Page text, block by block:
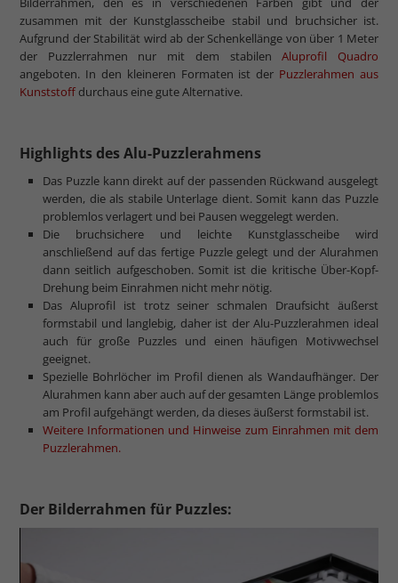
zusammen mit der Kunstglasscheibe stabil und bruchsicher ist.
Aufgrund der Stabilität wird ab der Schenkellänge von über 1 Meter
der Puzzlerrahmen nur mit dem stabilenAluprofil Quadro
angeboten. In den kleineren Formaten ist der Puzzlerahmen aus
Kunststoff durchaus eine gute Alternative.
Highlights des Alu-Puzzlerahmens
Das Puzzle kann direkt auf der passenden Rückwand ausgelegt
werden, die als stabile Unterlage dient. Somit kann das Puzzle
problemlos verlagert und bei Pausen weggelegt werden.
Die bruchsichere und leichte Kunstglasscheibe wird
anschließend auf das fertige Puzzle gelegt und der Alurahmen
dann seitlich aufgeschoben. Somit ist die kritische Über-Kopf-
Drehung beim Einrahmen nicht mehr nötig.
Das Aluprofil ist trotz seiner schmalen Draufsicht äußerst
formstabil und langlebig, daher ist der Alu-Puzzlerahmen ideal
auch für große Puzzles und einen häufigen Motivwechsel
geeignet.
Spezielle Bohrlöcher im Profil dienen als Wandaufhänger. Der
Alurahmen kann aber auch auf der gesamten Länge problemlos
am Profil aufgehängt werden, da dieses äußerst formstabil ist.
Weitere Informationen und Hinweise zum Einrahmen mit dem
Puzzlerahmen.
Der Bilderrahmen für Puzzles: